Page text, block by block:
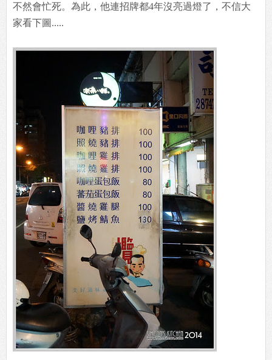
不然會忙死。為此，他連招牌都4年沒亮過燈了，不信大
家看下圖.....